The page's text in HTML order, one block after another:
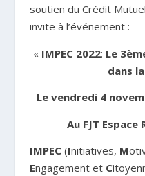
soutien du Crédit
invite à l’événement :
« IMPEC 2022: Le 3
dans
Le vendredi 4
Au FJT
IMPEC(Initiatives, M
Engagement et C